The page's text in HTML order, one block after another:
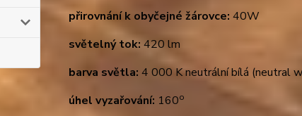
přirovnání k obyčejné žárovce: 40W
světelný tok: 420 lm
barva světla: 4 000 K neutrální bílá (neutral
úhel vyzařování: 160o